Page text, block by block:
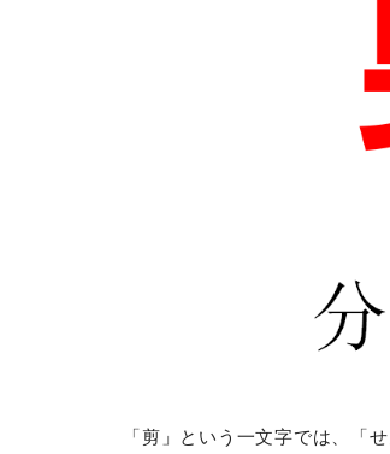
「剪」という一文字では、「